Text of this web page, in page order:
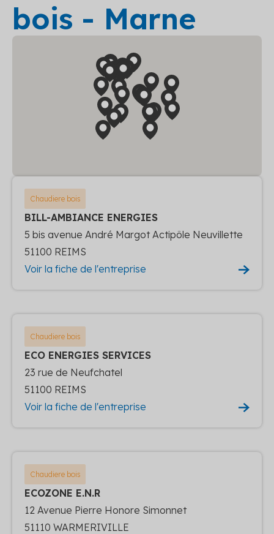
bois - Marne
Chaudiere bois
BILL-AMBIANCE ENERGIES
5 bis avenue André Margot Actipôle Neuvillette
51100 REIMS
Voir la fiche de l'entreprise
Chaudiere bois
ECO ENERGIES SERVICES
23 rue de Neufchatel
51100 REIMS
Voir la fiche de l'entreprise
Chaudiere bois
ECOZONE E.N.R
12 Avenue Pierre Honore Simonnet
51110 WARMERIVILLE